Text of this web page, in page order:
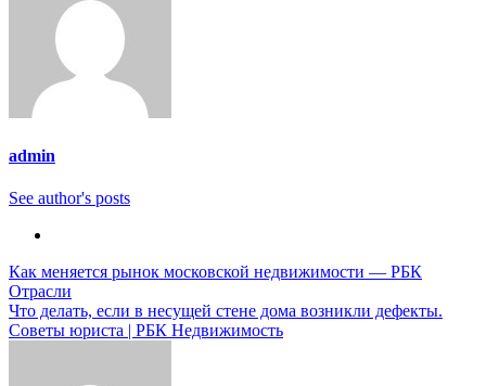
admin
See author's posts
Навигация
по
записям
Как меняется рынок московской недвижимости — РБК
Отрасли
Что делать, если в несущей стене дома возникли дефекты.
Советы юриста | РБК Недвижимость